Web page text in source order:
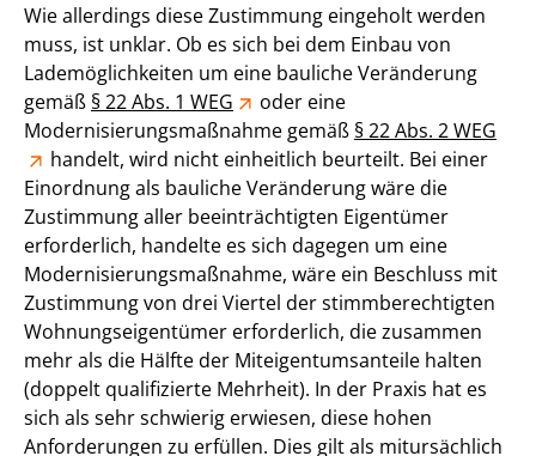
Wie allerdings diese Zustimmung eingeholt werden
muss, ist unklar. Ob es sich bei dem Einbau von
Lademöglichkeiten um eine bauliche Veränderung
gemäß § 22 Abs. 1 WEG
oder eine
Modernisierungsmaßnahme gemäß § 22 Abs. 2 WEG
handelt, wird nicht einheitlich beurteilt. Bei einer
Einordnung als bauliche Veränderung wäre die
Zustimmung aller beeinträchtigten Eigentümer
erforderlich, handelte es sich dagegen um eine
Modernisierungsmaßnahme, wäre ein Beschluss mit
Zustimmung von drei Viertel der stimmberechtigten
Wohnungseigentümer erforderlich, die zusammen
mehr als die Hälfte der Miteigentumsanteile halten
(doppelt qualifizierte Mehrheit). In der Praxis hat es
sich als sehr schwierig erwiesen, diese hohen
Anforderungen zu erfüllen. Dies gilt als mitursächlich